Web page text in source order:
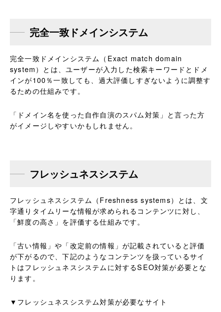
完全一致ドメインシステム
完全一致ドメインシステム（Exact match domain
system）とは、ユーザーが入力した検索キーワードとドメ
インが100％一致しても、過大評価しすぎないように調整す
るための仕組みです。
「ドメイン名を使った自作自演のスパム対策」と言った方
がイメージしやすいかもしれません。
フレッシュネスシステム
フレッシュネスシステム（Freshness systems）とは、文
字通りタイムリーな情報が求められるコンテンツに対し、
「鮮度の高さ」を評価する仕組みです。
「古い情報」や「改定前の情報」が記載されていると評価
が下がるので、下記のようなコンテンツを扱っているサイ
トはフレッシュネスシステムに対するSEO対策が必要とな
ります。
▼フレッシュネスシステム対策が必要なサイト